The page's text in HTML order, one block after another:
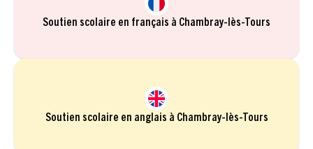
Soutien scolaire en français à Chambray-lès-Tours
Soutien scolaire en anglais à Chambray-lès-Tours